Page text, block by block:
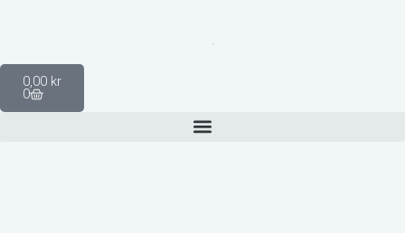
0,00 kr
0
Varukorg